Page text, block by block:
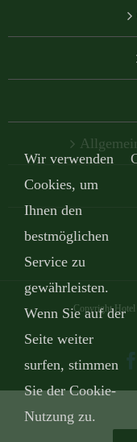
Copyright
Wir verwenden
Cookies, um
Ihnen den
bestmöglichen
Service zu
gewährleisten.
Wenn Sie auf der
Seite weiter
surfen, stimmen
Sie der Cookie-
Nutzung zu.